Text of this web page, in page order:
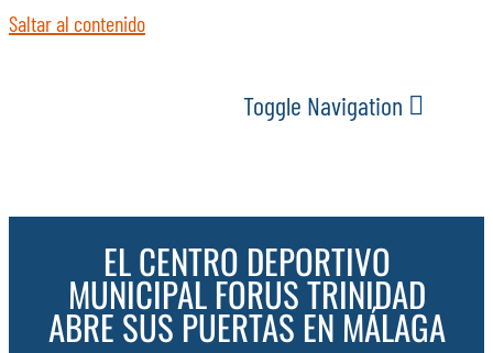
Saltar al contenido
Toggle Navigation
ACTUALIDAD
SERVICIOS
EL CENTRO DEPORTIVO
MUNICIPAL FORUS TRINIDAD
ABRE SUS PUERTAS EN MÁLAGA